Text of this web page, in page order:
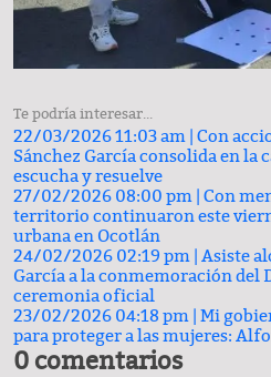
Te podría interesar...
22/03/2026 11:03 am | Con
Sánchez García consolida en la
escucha y resuelve
27/02/2026 08:00 pm | Con
territorio continuaron este
urbana en Ocotlán
24/02/2026 02:19 pm | Asiste
García a la conmemoración del
ceremonia oficial
23/02/2026 04:18 pm | Mi
para proteger a las mujeres:
0 comentarios